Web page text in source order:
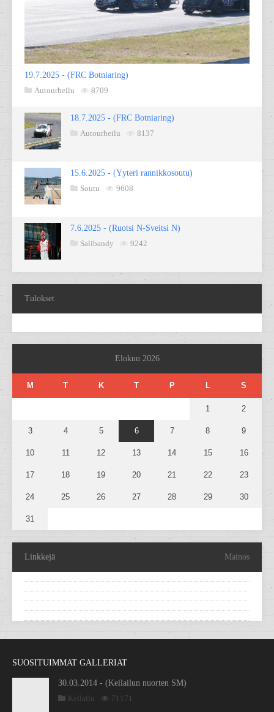
19.7.2025 - (FRC Botniaring)
Autourheilu
8709
18.7.2025 - (FRC Botniaring)
Autourheilu
8137
15.6.2025 - (Yyteri rannikkosoutu)
Soutu
9608
7.6.2025 - (Ruotsi N-Sveitsi N)
Salibandy
9242
Tulokset
Elokuu 2026
M T K T P L S
1 2
3 4 5 6 7 8 9
10 11 12 13 14 15 16
17 18 19 20 21 22 23
24 25 26 27 28 29 30
31
Linkkejä Mainos
SUOSITUIMMAT GALLERIAT
30.03.2014 - (Keilailun nuorten SM)
Keilailu
71171